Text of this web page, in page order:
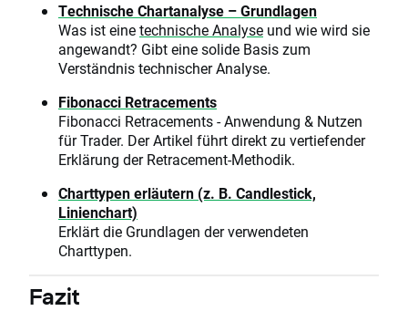
Technische Chartanalyse – Grundlagen
Was ist einetechnische Analyse und wie wird sie
angewandt? Gibt eine solide Basis zum
Verständnis technischer Analyse.
Fibonacci Retracements
Fibonacci Retracements - Anwendung & Nutzen
für Trader. Der Artikel führt direkt zu vertiefender
Erklärung der Retracement-Methodik.
Charttypen erläutern (z. B. Candlestick,
Linienchart)
Erklärt die Grundlagen der verwendeten
Charttypen.
Fazit